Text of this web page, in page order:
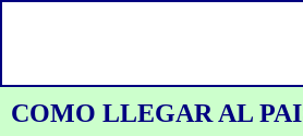
COMO LLEGAR AL